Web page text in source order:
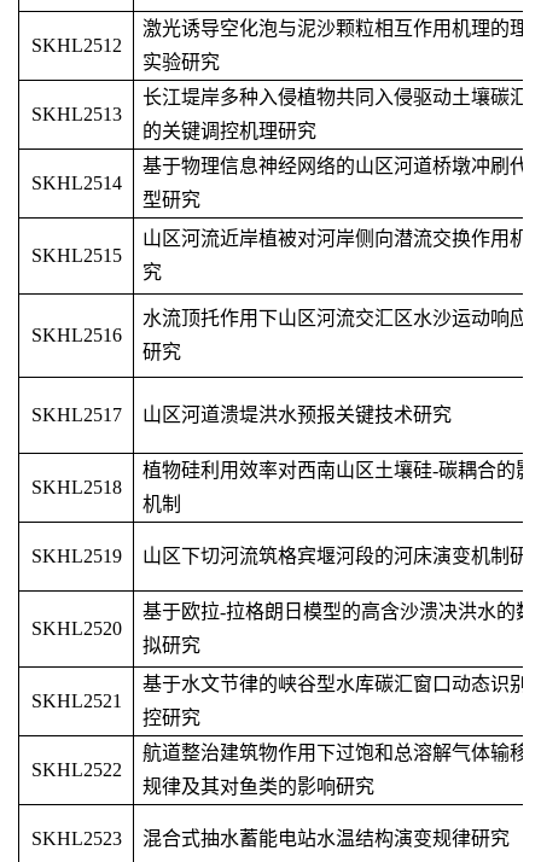
SKHL2512
激光诱导空化泡与泥沙颗粒相互作用机理的理
实验研究
SKHL2513
长江堤岸多种入侵植物共同入侵驱动土壤碳汇
的关键调控机理研究
SKHL2514
基于物理信息神经网络的山区河道桥墩冲刷代
型研究
SKHL2515
山区河流近岸植被对河岸侧向潜流交换作用机
究
SKHL2516
水流顶托作用下山区河流交汇区水沙运动响应
研究
SKHL2517 山区河道溃堤洪水预报关键技术研究
SKHL2518
植物硅利用效率对西南山区土壤硅-碳耦合的影
机制
SKHL2519 山区下切河流筑格宾堰河段的河床演变机制研
SKHL2520
基于欧拉-拉格朗日模型的高含沙溃决洪水的数
拟研究
SKHL2521
基于水文节律的峡谷型水库碳汇窗口动态识别
控研究
SKHL2522
航道整治建筑物作用下过饱和总溶解气体输移
规律及其对鱼类的影响研究
SKHL2523 混合式抽水蓄能电站水温结构演变规律研究